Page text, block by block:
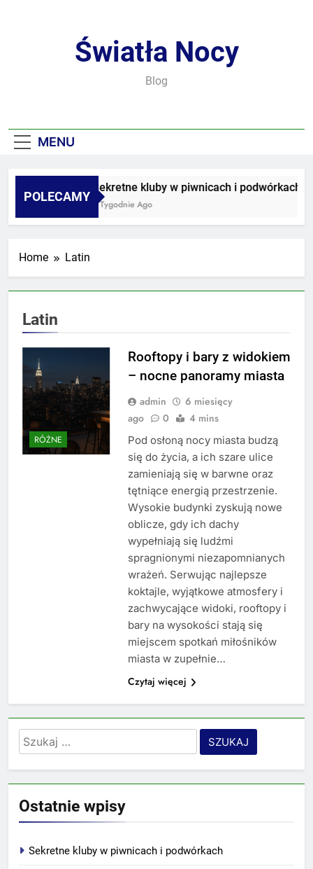
Światła Nocy
Blog
MENU
POLECAMY
Sekretne kluby w piwnicach i podwórkach
3 Tygodnie Ago
Home Latin
Latin
RÓŻNE
Rooftopy i bary z widokiem
– nocne panoramy miasta
admin
6 miesięcy
ago
0 4 mins
Pod osłoną nocy miasta budzą
się do życia, a ich szare ulice
zamieniają się w barwne oraz
tętniące energią przestrzenie.
Wysokie budynki zyskują nowe
oblicze, gdy ich dachy
wypełniają się ludźmi
spragnionymi niezapomnianych
wrażeń. Serwując najlepsze
koktajle, wyjątkowe atmosfery i
zachwycające widoki, rooftopy i
bary na wysokości stają się
miejscem spotkań miłośników
miasta w zupełnie…
Czytaj więcej
Szukaj:
Ostatnie wpisy
Sekretne kluby w piwnicach i podwórkach